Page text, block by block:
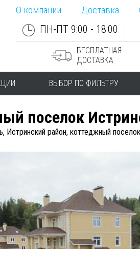
О компании Доставка
ПН-ПТ 9:00 - 18:00
БЕСПЛАТНАЯ
ДОСТАВКА
ВЫБОР ПО ФИЛЬТРУ
поселок
Истринский район, коттеджный